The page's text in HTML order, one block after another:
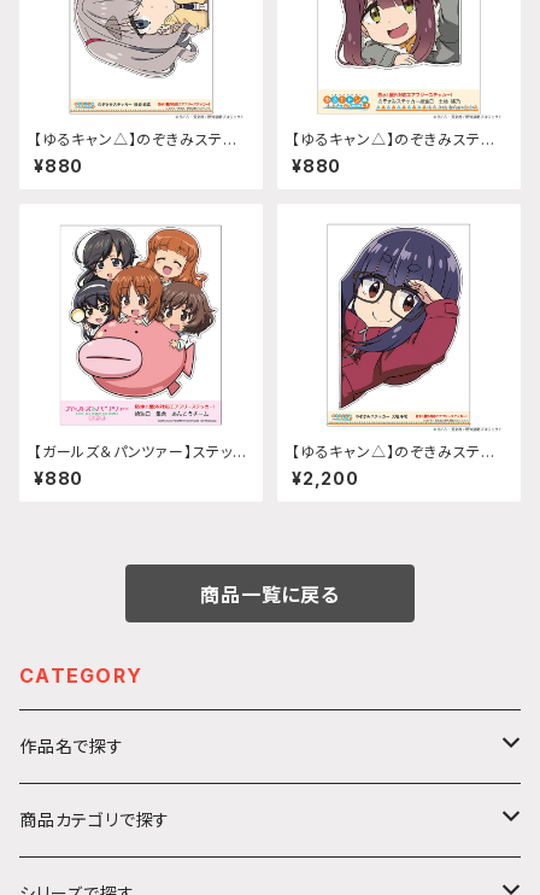
【ゆるキャン△】のぞきみステッ
カー (瑞浪絵真『SEASON3』)
給油口サイズ
¥880
【ゆるキャン△】のぞきみステッ
カー (土岐綾乃『SEASON3』)
給油口サイズ
¥880
【ガールズ＆パンツァー】ステッカ
ー 給油口 (集合 あんこうチー
ム)
¥880
【ゆるキャン△】のぞきみステッ
カー (大垣千明『SEASON3』)A
4サイズ
¥2,200
商品一覧に戻る
CATEGORY
作品名で探す
カ行
ガールズ＆パンツァー
商品カテゴリで探す